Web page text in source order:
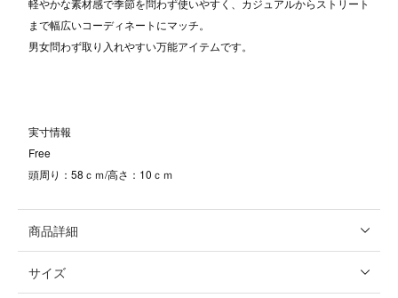
軽やかな素材感で季節を問わず使いやすく、カジュアルからストリート
まで幅広いコーディネートにマッチ。
男女問わず取り入れやすい万能アイテムです。
実寸情報
Free
頭周り：58ｃｍ/高さ：10ｃｍ
商品詳細
サイズ